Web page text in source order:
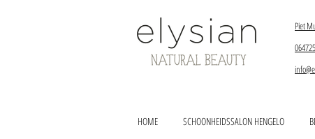
Piet
HOME SCHOONHEIDSSALON HENGELO